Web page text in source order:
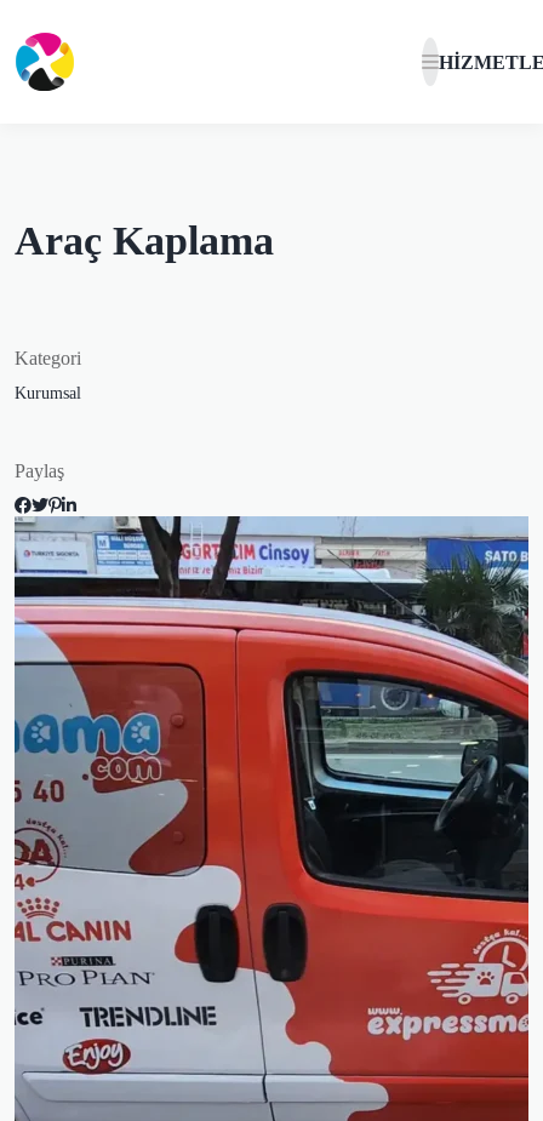
Araç Kaplama
Kategori
Kurumsal
Paylaş